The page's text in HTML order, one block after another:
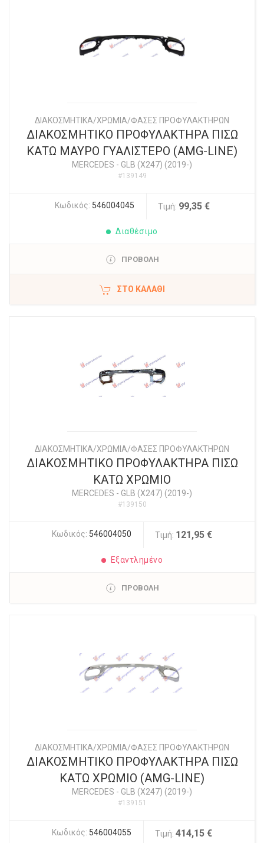
ΔΙΑΚΟΣΜΗΤΙΚΑ/ΧΡΩΜΙΑ/ΦΑΣΕΣ ΠΡΟΦΥΛΑΚΤΗΡΩΝ
ΔΙΑΚΟΣΜΗΤΙΚΟ ΠΡΟΦΥΛΑΚΤΗΡΑ ΠΙΣΩ
ΚΑΤΩ ΜΑΥΡΟ ΓΥΑΛΙΣΤΕΡΟ (AMG-LINE)
MERCEDES - GLB (X247) (2019-)
#139149
Κωδικός: 546004045 Τιμή: 99,35 €
Διαθέσιμο
ΠΡΟΒΟΛΗ
ΣΤΟ ΚΑΛΆΘΙ
ΔΙΑΚΟΣΜΗΤΙΚΑ/ΧΡΩΜΙΑ/ΦΑΣΕΣ ΠΡΟΦΥΛΑΚΤΗΡΩΝ
ΔΙΑΚΟΣΜΗΤΙΚΟ ΠΡΟΦΥΛΑΚΤΗΡΑ ΠΙΣΩ
ΚΑΤΩ ΧΡΩΜΙΟ
MERCEDES - GLB (X247) (2019-)
#139150
Κωδικός: 546004050 Τιμή: 121,95 €
Εξαντλημένο
ΠΡΟΒΟΛΗ
ΔΙΑΚΟΣΜΗΤΙΚΑ/ΧΡΩΜΙΑ/ΦΑΣΕΣ ΠΡΟΦΥΛΑΚΤΗΡΩΝ
ΔΙΑΚΟΣΜΗΤΙΚΟ ΠΡΟΦΥΛΑΚΤΗΡΑ ΠΙΣΩ
ΚΑΤΩ ΧΡΩΜΙΟ (AMG-LINE)
MERCEDES - GLB (X247) (2019-)
#139151
Κωδικός: 546004055 Τιμή: 414,15 €